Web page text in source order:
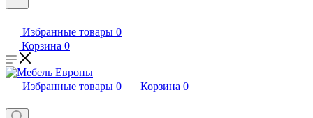
Избранные товары 0
Корзина 0
Избранные товары 0 Корзина 0